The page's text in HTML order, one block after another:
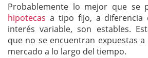
Probablemente lo mejor que se
hipotecas a tipo fijo, a diferencia
interés variable, son estables.
que no se encuentran expuestas
mercado a lo largo del tiempo.